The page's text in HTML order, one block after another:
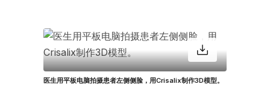
医生用平板电脑拍摄患者左侧侧脸，用Crisalix制作3D模型。